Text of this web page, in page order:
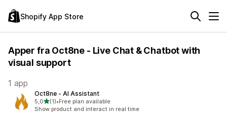
Shopify App Store
Apper fra Oct8ne - Live Chat & Chatbot with
visual support
1 app
Oct8ne ‑ AI Assistant
5,0av 5 stjerner
(1)
Totalt 1 omtaler
•Free plan available
Show product and interact in real time